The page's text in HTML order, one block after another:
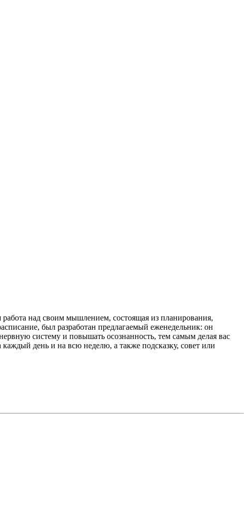
работа над своим мышлением, состоящая из планирования,
был разработан предлагаемый еженедельник: он
систему и повышать осознанность, тем самым делая вас
день и на всю неделю, а также подсказку, совет или